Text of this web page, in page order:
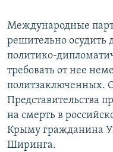
Международные
решительно осудить
политико-
требовать от нее
политзаключенных.
Представительства
на смерть в
Крыму гражданина
Ширинга.